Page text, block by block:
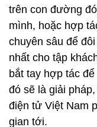
trên con đường
mình, hoặc hợp
chuyên sâu để
nhất cho tập
bắt tay hợp tác
đó sẽ là giải
điện tử Việt Nam
gian tới.